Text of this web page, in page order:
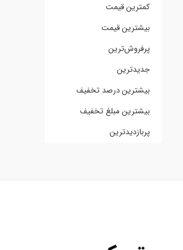
کمترین قیمت
بیشترین قیمت
پرفروش‌ترین
جدیدترین
بیشترین درصد تخفیف
بیشترین مبلغ تخفیف
پربازدیدترین